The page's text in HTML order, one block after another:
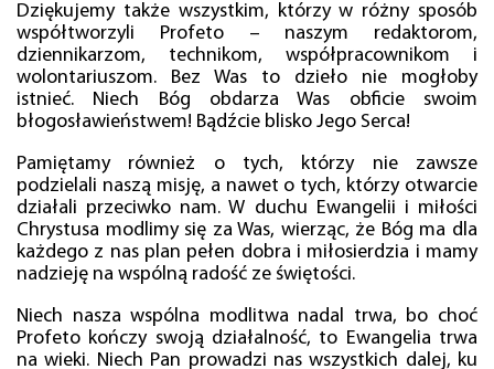
Dziękujemy także wszystkim, którzy w różny sposób
współtworzyli Profeto – naszym redaktorom,
dziennikarzom, technikom, współpracownikom i
wolontariuszom. Bez Was to dzieło nie mogłoby
istnieć. Niech Bóg obdarza Was obficie swoim
błogosławieństwem! Bądźcie blisko Jego Serca!
Pamiętamy również o tych, którzy nie zawsze
podzielali naszą misję, a nawet o tych, którzy otwarcie
działali przeciwko nam. W duchu Ewangelii i miłości
Chrystusa modlimy się za Was, wierząc, że Bóg ma dla
każdego z nas plan pełen dobra i miłosierdzia i mamy
nadzieję na wspólną radość ze świętości.
Niech nasza wspólna modlitwa nadal trwa, bo choć
Profeto kończy swoją działalność, to Ewangelia trwa
na wieki. Niech Pan prowadzi nas wszystkich dalej, ku